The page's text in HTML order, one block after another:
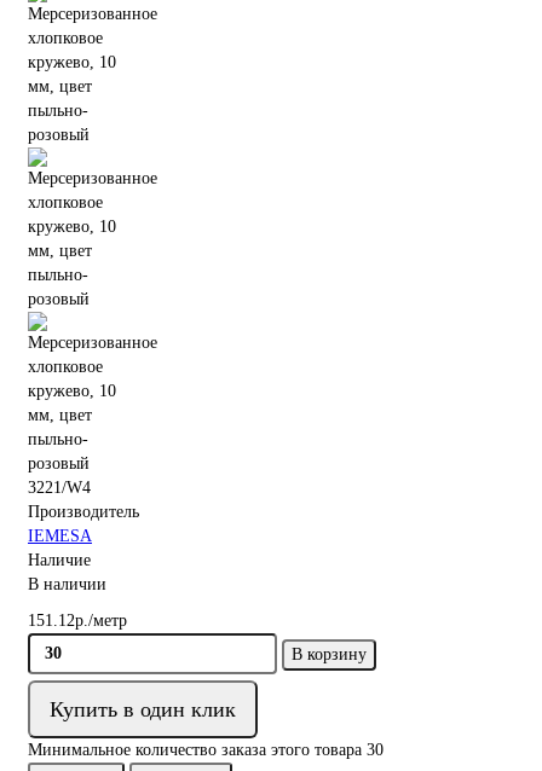
3221/W4
Производитель
IEMESA
Наличие
В наличии
151.12р./метр
В корзину
Купить в один клик
Минимальное количество заказа этого товара 30